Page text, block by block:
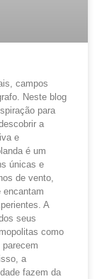
campos
Neste blog
para
a
e
é um
únicas e
de vento,
A
seus
como
a
fazem da